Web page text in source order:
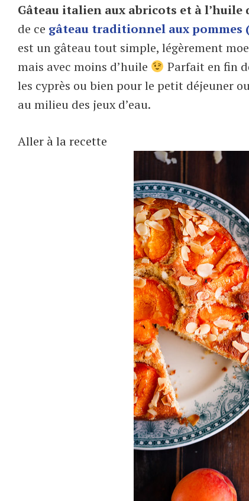
Gâteau italien aux abricots et à l’huile
de ce gâteau traditionnel aux pommes
est un gâteau tout simple, légèrement
mais avec moins d’huile
Parfait en fin
les cyprès ou bien pour le petit déjeuner
au milieu des jeux d’eau.
Aller à la recette